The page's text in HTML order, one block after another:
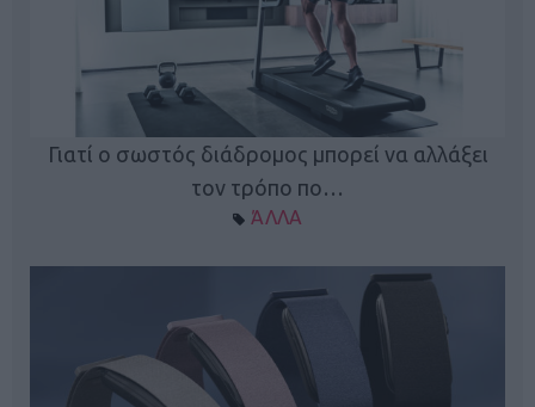
Γιατί ο σωστός διάδρομος μπορεί να αλλάξει
τον τρόπο πο…
ΆΛΛΑ